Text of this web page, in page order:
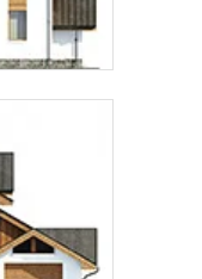
данных
сполитикой
.